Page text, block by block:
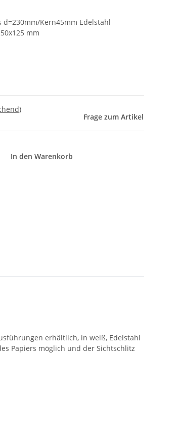
Kern45mm Edelstahl
mm
Frage zum Artikel
In den Warenkorb
erhältlich, in weiß, Edelstahl
Papiers möglich und der Sichtschlitz